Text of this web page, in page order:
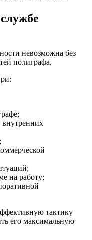
невозможна без
полиграфа.
внутренних
на работу;
тактику
его максимальную